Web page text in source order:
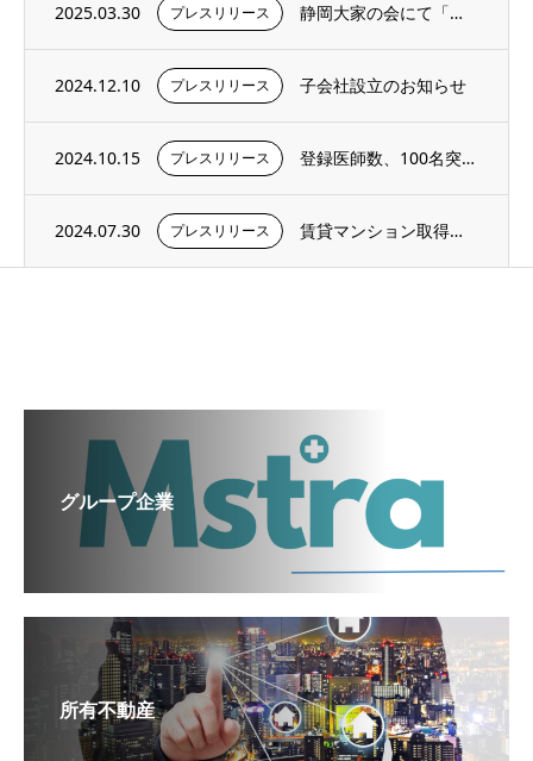
2025.03.30 プレスリリース 静岡大家の会にて「外壁塗装の一括見積もりサービス」を開始
2024.12.10 プレスリリース 子会社設立のお知らせ
2024.10.15 プレスリリース 登録医師数、100名突破のお知らせ
2024.07.30 プレスリリース 賃貸マンション取得に関するお知らせ
グループ企業
所有不動産